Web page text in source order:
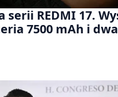
serii REDMI 17.
7500 mAh i